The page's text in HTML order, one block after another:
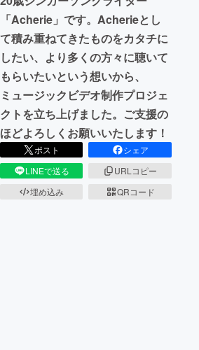
「Acherie」です。Acherieとし
て積み重ねてきたものをカタチに
したい、より多くの方々に聴いて
もらいたいという想いから、
ミュージックビデオ制作プロジェ
クトを立ち上げました。ご支援の
ほどよろしくお願いいたします︎︎︎︎︎︎！
ポスト
シェア
LINEで送る
URLコピー
埋め込み
QRコード